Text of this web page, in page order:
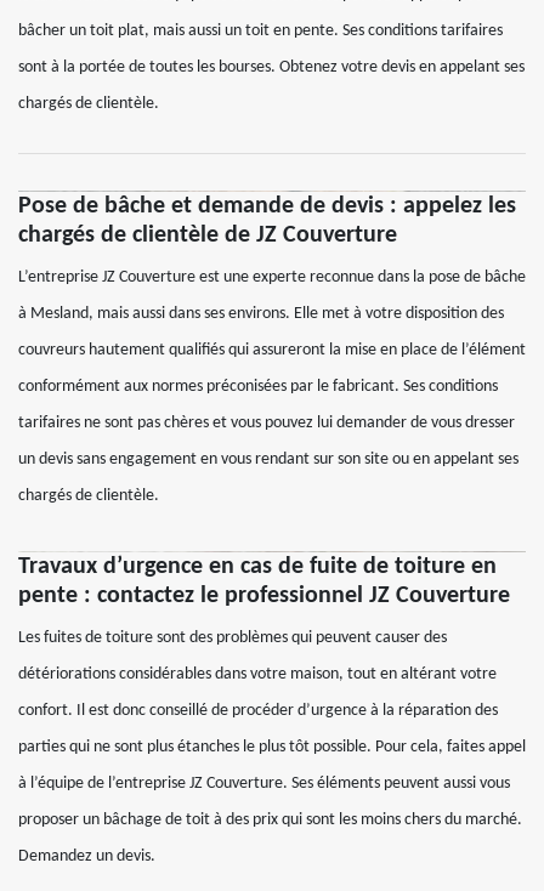
bâcher un toit plat, mais aussi un toit en pente. Ses conditions tarifaires
sont à la portée de toutes les bourses. Obtenez votre devis en appelant ses
chargés de clientèle.
Pose de bâche et demande de devis : appelez les
chargés de clientèle de JZ Couverture
L’entreprise JZ Couverture est une experte reconnue dans la pose de bâche
à Mesland, mais aussi dans ses environs. Elle met à votre disposition des
couvreurs hautement qualifiés qui assureront la mise en place de l’élément
conformément aux normes préconisées par le fabricant. Ses conditions
tarifaires ne sont pas chères et vous pouvez lui demander de vous dresser
un devis sans engagement en vous rendant sur son site ou en appelant ses
chargés de clientèle.
Travaux d’urgence en cas de fuite de toiture en
pente : contactez le professionnel JZ Couverture
Les fuites de toiture sont des problèmes qui peuvent causer des
détériorations considérables dans votre maison, tout en altérant votre
confort. Il est donc conseillé de procéder d’urgence à la réparation des
parties qui ne sont plus étanches le plus tôt possible. Pour cela, faites appel
à l’équipe de l’entreprise JZ Couverture. Ses éléments peuvent aussi vous
proposer un bâchage de toit à des prix qui sont les moins chers du marché.
Demandez un devis.